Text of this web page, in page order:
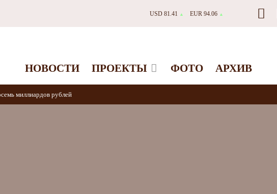
USD 81.41 ▲ EUR 94.06 ▲
НОВОСТИ ПРОЕКТЫ ФОТО АРХИВ
миллиардов рублей